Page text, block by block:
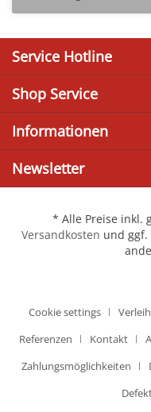
Service Hotline
Shop Service
Informationen
Newsletter
* Alle Preise inkl.
Versandkosten und
Cookie settings Verleih
Referenzen
Kontakt
Zahlungsmöglichkeiten